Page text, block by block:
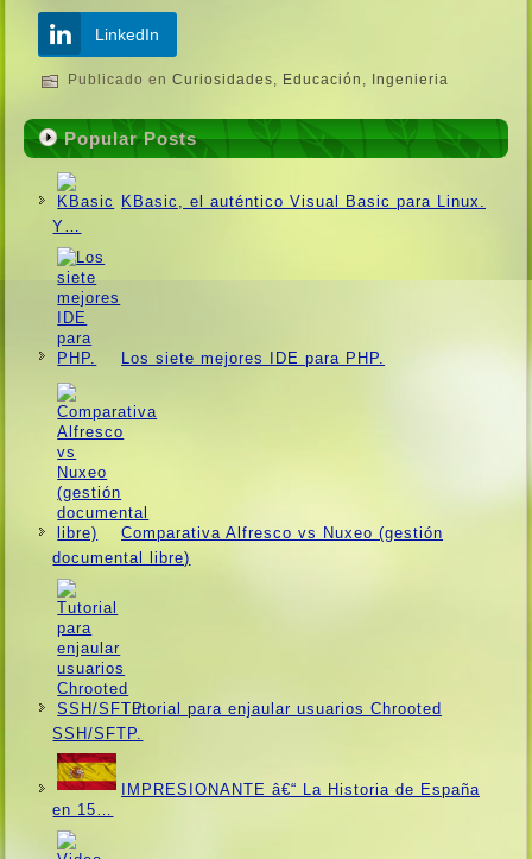
LinkedIn
Publicado en Curiosidades Educación Ingenieria
Popular Posts
KBasic, el auténtico Visual Basic para Linux.
Y…
Los siete mejores IDE para PHP.
Comparativa Alfresco vs Nuxeo (gestión
documental libre)
Tutorial para enjaular usuarios Chrooted
SSH/SFTP.
IMPRESIONANTE â€“ La Historia de España
en 15…